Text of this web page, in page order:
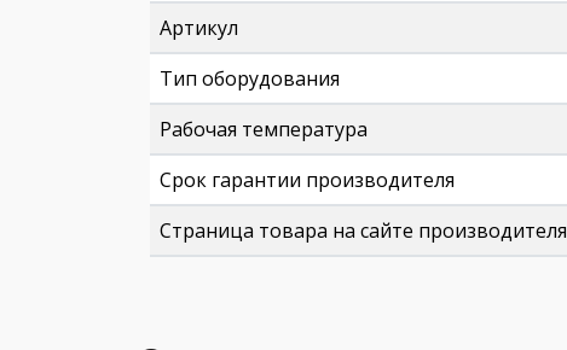
Артикул
Тип оборудования
Рабочая температура
Срок гарантии производителя
Страница товара на сайте производителя